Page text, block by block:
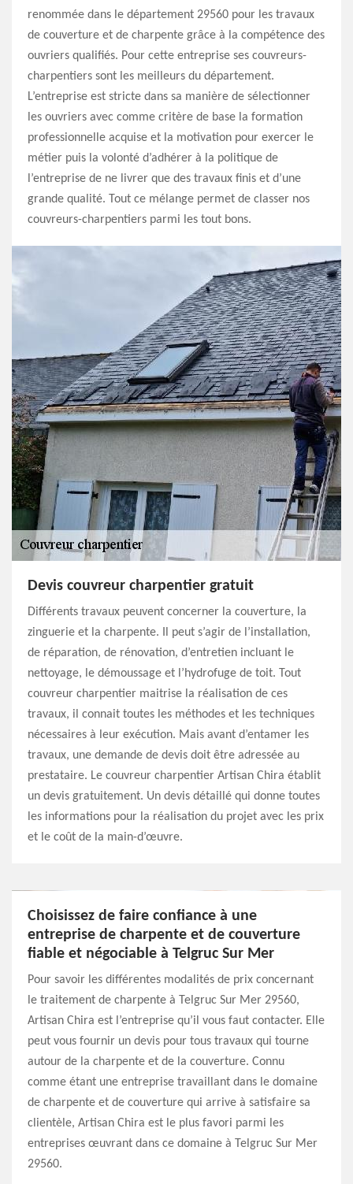
renommée dans le département 29560 pour les travaux
de couverture et de charpente grâce à la compétence des
ouvriers qualifiés. Pour cette entreprise ses couvreurs-
charpentiers sont les meilleurs du département.
L’entreprise est stricte dans sa manière de sélectionner
les ouvriers avec comme critère de base la formation
professionnelle acquise et la motivation pour exercer le
métier puis la volonté d’adhérer à la politique de
l’entreprise de ne livrer que des travaux finis et d’une
grande qualité. Tout ce mélange permet de classer nos
couvreurs-charpentiers parmi les tout bons.
Devis couvreur charpentier gratuit
Différents travaux peuvent concerner la couverture, la
zinguerie et la charpente. Il peut s’agir de l’installation,
de réparation, de rénovation, d’entretien incluant le
nettoyage, le démoussage et l’hydrofuge de toit. Tout
couvreur charpentier maitrise la réalisation de ces
travaux, il connait toutes les méthodes et les techniques
nécessaires à leur exécution. Mais avant d’entamer les
travaux, une demande de devis doit être adressée au
prestataire. Le couvreur charpentier Artisan Chira établit
un devis gratuitement. Un devis détaillé qui donne toutes
les informations pour la réalisation du projet avec les prix
et le coût de la main-d’œuvre.
Choisissez de faire confiance à une
entreprise de charpente et de couverture
fiable et négociable à Telgruc Sur Mer
Pour savoir les différentes modalités de prix concernant
le traitement de charpente à Telgruc Sur Mer 29560,
Artisan Chira est l’entreprise qu’il vous faut contacter. Elle
peut vous fournir un devis pour tous travaux qui tourne
autour de la charpente et de la couverture. Connu
comme étant une entreprise travaillant dans le domaine
de charpente et de couverture qui arrive à satisfaire sa
clientèle, Artisan Chira est le plus favori parmi les
entreprises œuvrant dans ce domaine à Telgruc Sur Mer
29560.